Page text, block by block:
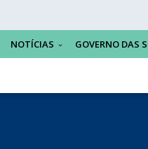
NOTÍCIAS GOVERNO DAS